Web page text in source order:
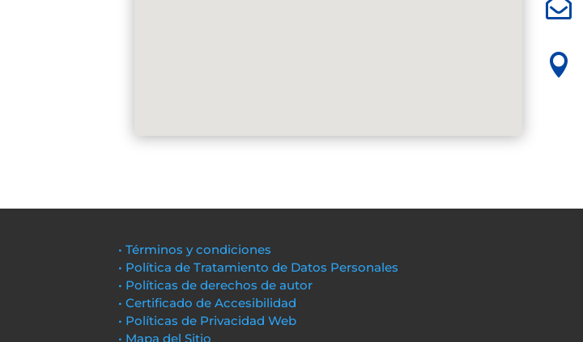


• Términos y condiciones
• Política de Tratamiento de Datos Personales
• Políticas de derechos de autor
• Certificado de Accesibilidad
• Políticas de Privacidad Web
• Mapa del Sitio